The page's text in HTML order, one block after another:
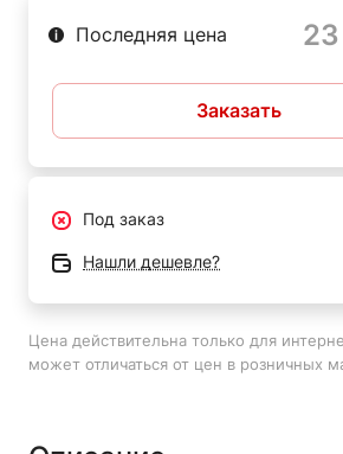
Корпус двигателя с
Обмотка статора и ротора залита
защиты двигателя от абразивной пыли
хранения и транспортировки.
Последняя цена
Заказать
Под заказ
Нашли дешевле?
Цена действительна только для
может отличаться от цен в розничных